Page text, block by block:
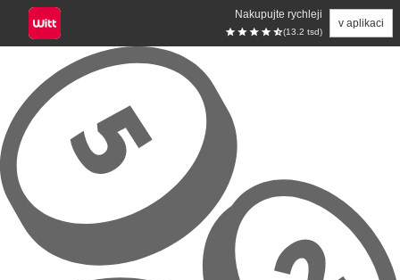
Nakupujte rychleji
(13.2 tsd)
v aplikaci
Přeskočit na hlavní obsah